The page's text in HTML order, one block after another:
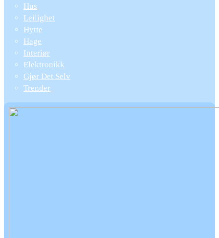
Hus
Leilighet
Hytte
Hage
Interiør
Elektronikk
Gjør Det Selv
Trender